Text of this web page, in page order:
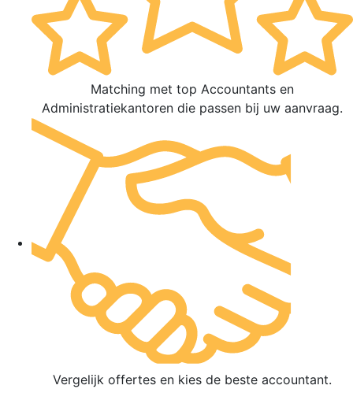
Matching met top Accountants en
Administratiekantoren die passen bij uw aanvraag.
Vergelijk offertes en kies de beste accountant.